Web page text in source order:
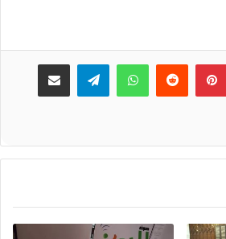
بينتيريست واتسابتيلقرام مشاركة عبر البريد